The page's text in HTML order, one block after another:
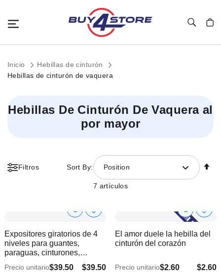
Inicio
Hebillas de cinturón
Hebillas de cinturón de vaquera
Hebillas De Cinturón De Vaquera al
por mayor
7 artículos
Filtros Sort By: Position
Show
Info
Añadir
la
deseos
Expositores giratorios de 4
niveles para guantes,
paraguas, cinturones,
hebillas y accesorios - Mobil
Displays | Sin productos$39.50
$34.57
Precio unitario$39.50
Show
Info la
El amor duele la hebilla del
cinturón del corazón
$2.60
$2.11
Precio unitario$2.60